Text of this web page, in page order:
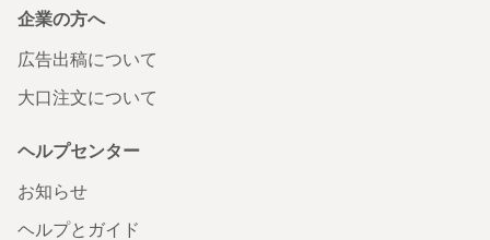
企業の方へ
広告出稿について
大口注文について
ヘルプセンター
お知らせ
ヘルプとガイド